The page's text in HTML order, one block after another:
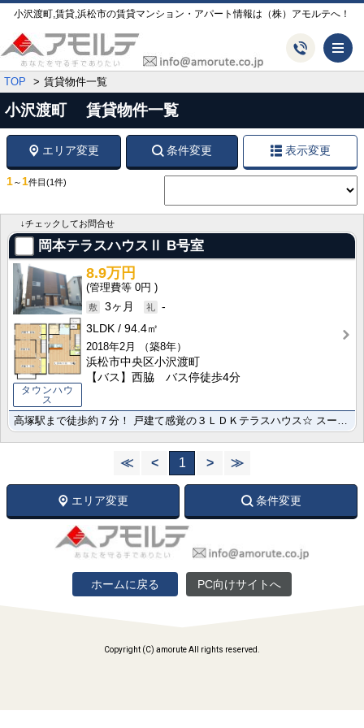
小沢渡町,賃貸,浜松市の賃貸マンション・アパート情報は（株）アモルテへ！
TOP 賃貸物件一覧
小沢渡町 賃貸物件一覧
エリア変更 条件変更 表示変更
1～1件目 (1件)
↓チェックしてお問合せ
岡本テラスハウスⅡ B号室
タウンハウ
ス
8.9万円
0円
3ヶ月
-
3LDK
94.4㎡
2018年2月
（築8年）
浜松市中央区小沢渡町
【バス】西脇 バス停徒歩4分
高塚駅まで徒歩約７分！ 戸建て感覚の３ＬＤＫテラスハウス☆ スーパー、コンビニに近く便利な立地です♪
≪ < 1 > ≫
エリア変更 条件変更
ホームに戻る PC向けサイトへ
Copyright (C) amorute All rights reserved.